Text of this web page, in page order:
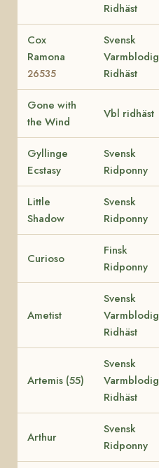
Ridhäst
Cox
Ramona
26535
Svensk
Varmblodig
Ridhäst
Gone with
the Wind
Vbl ridhäst
Gyllinge
Ecstasy
Svensk
Ridponny
Little
Shadow
Svensk
Ridponny
Curioso
Finsk
Ridponny
Ametist
Svensk
Varmblodig
Ridhäst
Artemis (55)
Svensk
Varmblodig
Ridhäst
Arthur
Svensk
Ridponny